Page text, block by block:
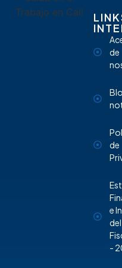
de
de
e
-